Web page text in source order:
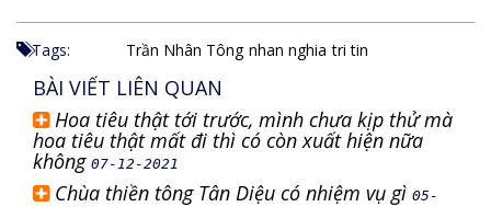
Tags: Trần Nhân Tông nhan nghia tri tin
BÀI VIẾT LIÊN QUAN
Hoa tiêu thật tới trước, mình chưa kịp thử mà
hoa tiêu thật mất đi thì có còn xuất hiện nữa
không 07-12-2021
Chùa thiền tông Tân Diệu có nhiệm vụ gì 05-